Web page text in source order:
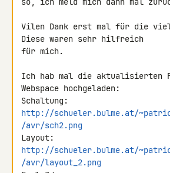
Vilen Dank erst mal für die
Diese waren sehr hilfreich
für mich.
Ich hab mal die aktualisierten
Webspace hochgeladen:
http://schueler.bulme.at/
/avr/sch2.png
http://schueler.bulme.at/
/avr/layout_2.png